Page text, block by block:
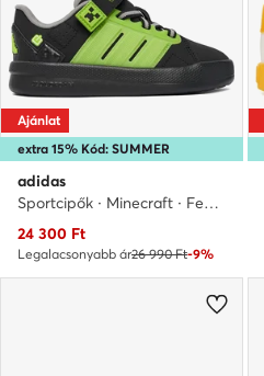
extra 15% Kód: SUMMER
Ajánlat
adidas
Sportcipők · Minecraft · Fekete
Aktuális ár
24 300 Ft
Legalacsonyabb ár26 990 Ft-9%